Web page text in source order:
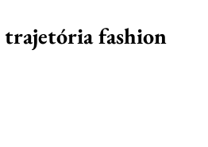
fashion